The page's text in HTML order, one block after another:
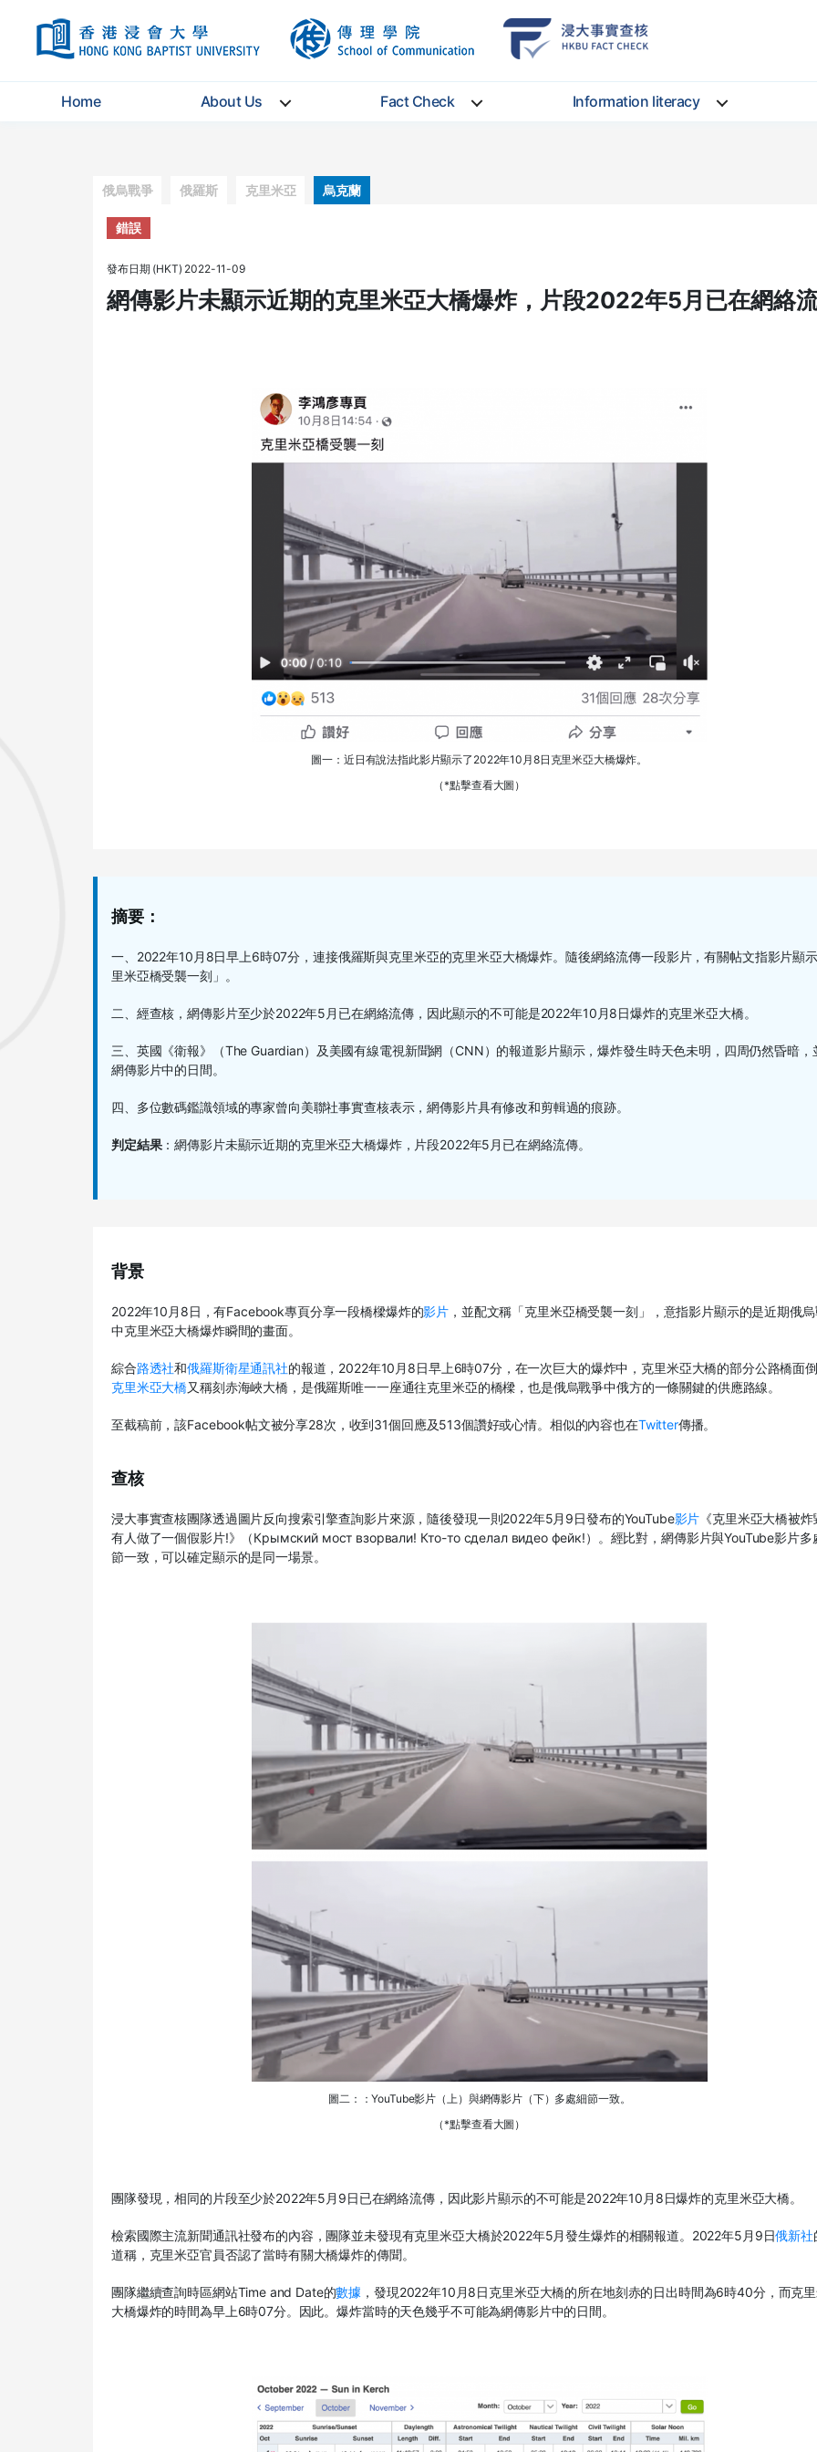
HKBU
School
Communication
Home About Us Fact Check Information literacy
Categories
俄烏戰爭 俄羅斯 克里米亞 烏克蘭
錯誤
發布日期 (HKT) 2022-11-09
網傳影片未顯示近期的克里米亞大橋爆炸，片段2022年5月已在網絡
圖一：近日有說法指此影片顯示了2022年10月8日克里米亞大橋爆炸。
（*點擊查看大圖）
摘要：
一、2022年10月8日早上6時07分，連接俄羅斯與克里米亞的克里米亞大橋爆炸。隨後網絡流傳一段影片，有關帖文指影片顯
里米亞橋受襲一刻」。
二、經查核，網傳影片至少於2022年5月已在網絡流傳，因此顯示的不可能是2022年10月8日爆炸的克里米亞大橋。
三、英國《衛報》（The Guardian）及美國有線電視新聞網（CNN）的報道影片顯示，爆炸發生時天色未明，四周仍然昏暗，
網傳影片中的日間。
四、多位數碼鑑識領域的專家曾向美聯社事實查核表示，網傳影片具有修改和剪輯過的痕跡。
判定結果：網傳影片未顯示近期的克里米亞大橋爆炸，片段2022年5月已在網絡流傳。
背景
2022年10月8日，有Facebook專頁分享一段橋樑爆炸的影片 ，並配文稱「克里米亞橋受襲一刻」，意指影片顯示的是近期俄
中克里米亞大橋爆炸瞬間的畫面。
綜合路透社和俄羅斯衛星通訊社的報道，2022年10月8日早上6時07分，在一次巨大的爆炸中，克里米亞大橋的部分公路橋面倒
克里米亞大橋又稱刻赤海峽大橋，是俄羅斯唯一一座通往克里米亞的橋樑，也是俄烏戰爭中俄方的一條關鍵的供應路線。
至截稿前，該Facebook帖文被分享28次，收到31個回應及513個讚好或心情。相似的內容也在Twitter傳播。
查核
浸大事實查核團隊透過圖片反向搜索引擎查詢影片來源，隨後發現一則2022年5月9日發布的YouTube影片 《克里米亞大橋被
有人做了一個假影片!》（Крымский мост взорвали! Кто-то сделал видео фейк!）。經比對，網傳影片與YouTube影片多
節一致，可以確定顯示的是同一場景。
圖二：：YouTube影片（上）與網傳影片（下）多處細節一致。
（*點擊查看大圖）
團隊發現，相同的片段至少於2022年5月9日已在網絡流傳，因此影片顯示的不可能是2022年10月8日爆炸的克里米亞大橋。
檢索國際主流新聞通訊社發布的內容，團隊並未發現有克里米亞大橋於2022年5月發生爆炸的相關報道。2022年5月9日俄新社
道稱，克里米亞官員否認了當時有關大橋爆炸的傳聞。
團隊繼續查詢時區網站Time and Date的數據 ，發現2022年10月8日克里米亞大橋的所在地刻赤的日出時間為6時40分，而克
大橋爆炸的時間為早上6時07分。因此。爆炸當時的天色幾乎不可能為網傳影片中的日間。